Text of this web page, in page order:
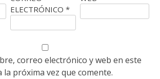
ELECTRÓNICO *
correo electrónico y web en este
próxima vez que comente.